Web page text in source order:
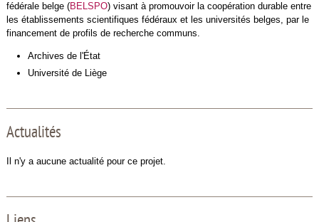
fédérale belge (BELSPO) visant à promouvoir la coopération durable entre
les établissements scientifiques fédéraux et les universités belges, par le
financement de profils de recherche communs.
Archives de l'État
Université de Liège
Actualités
Il n'y a aucune actualité pour ce projet.